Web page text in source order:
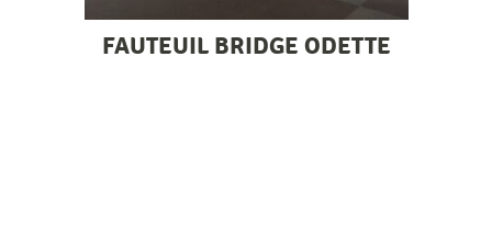
FAUTEUIL BRIDGE ODETTE